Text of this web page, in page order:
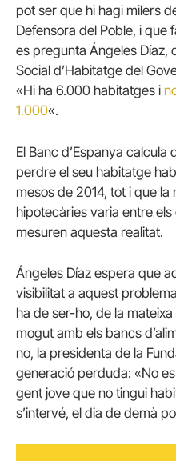
pot ser que hi hagi milers
Defensora del Poble, i que
es pregunta Ángeles Díaz,
Social d’Habitatge del
«Hi ha 6.000 habitatges i
1.000«.
El Banc d’Espanya calcula
perdre el seu habitatge
mesos de 2014, tot i que
hipotecàries varia entre
mesuren aquesta realitat.
Ángeles Díaz espera que
visibilitat a aquest
ha de ser-ho, de la
mogut amb els bancs
no, la presidenta de la
generació perduda: «No
gent jove que no tingui
s’intervé, el dia de demà